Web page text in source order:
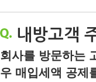
내방고객
회사를 방문하는
우 매입세액 공제